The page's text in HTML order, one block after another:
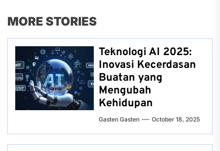
MORE STORIES
Teknologi AI 2025:
Inovasi Kecerdasan
Buatan yang
Mengubah
Kehidupan
Gasten Gasten October 18, 2025